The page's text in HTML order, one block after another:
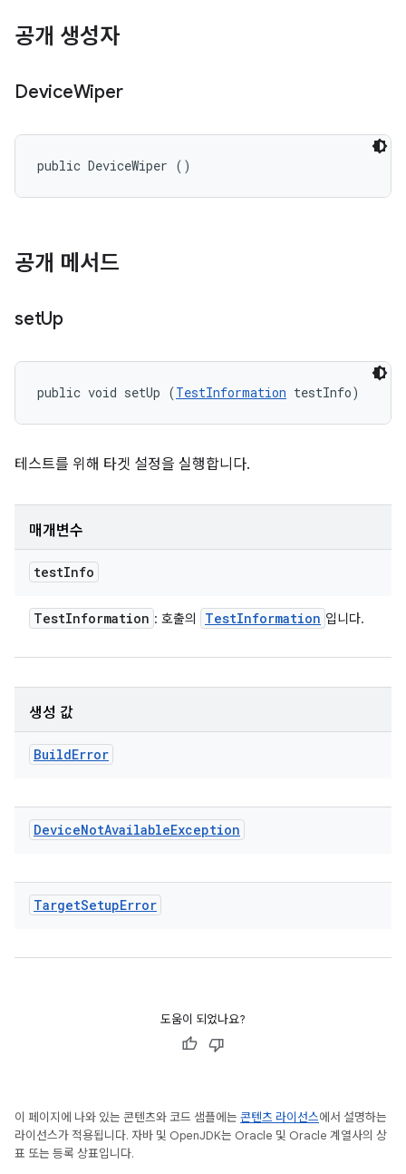
공개 생성자
DeviceWiper
public DeviceWiper ()
공개 메서드
setUp
public void setUp (TestInformation testInfo)
테스트를 위해 타겟 설정을 실행합니다.
매개변수
testInfo
TestInformation : 호출의 TestInformation 입니다.
생성 값
BuildError
DeviceNotAvailableException
TargetSetupError
도움이 되었나요?
이 페이지에 나와 있는 콘텐츠와 코드 샘플에는 콘텐츠 라이선스에서 설명하는
라이선스가 적용됩니다. 자바 및 OpenJDK는 Oracle 및 Oracle 계열사의 상
표 또는 등록 상표입니다.